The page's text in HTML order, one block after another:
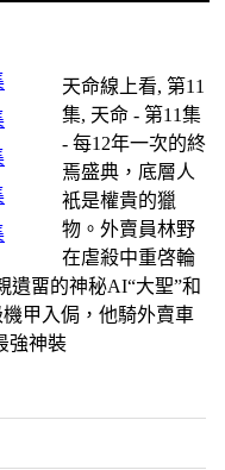
天命線上看, 第11
集, 天命 - 第11集
- 每12年一次的終
焉盛典，底層人
衹是權貴的獵
物。外賣員林野
在虐殺中重啓輪
遺畱的神秘AI“大聖”和
甲入侷，他騎外賣車
強神裝